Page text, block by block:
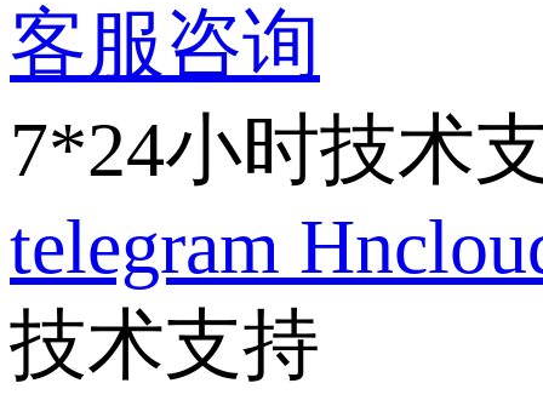
客服咨询
7*24小时技术
telegram
技术支持